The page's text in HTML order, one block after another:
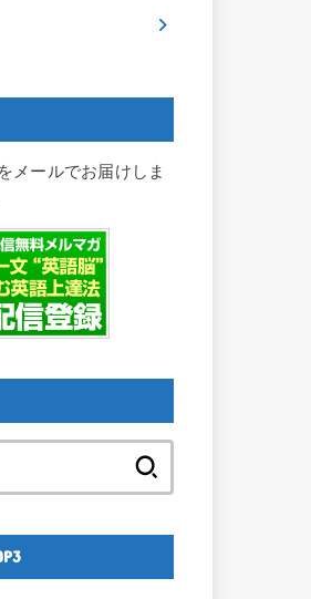
メールでお届けしま